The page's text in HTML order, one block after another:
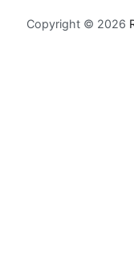
Copyright © 2026